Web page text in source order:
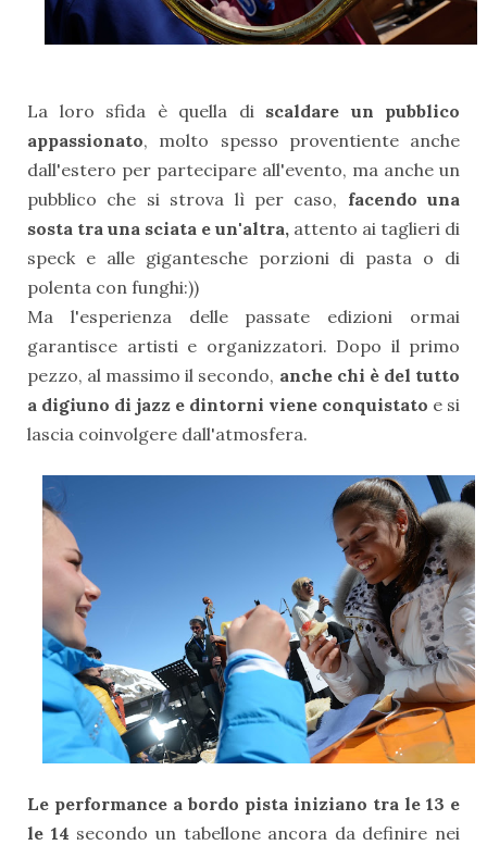
La loro sfida è quella di scaldare un pubblico
appassionato, molto spesso proventiente anche
dall'estero per partecipare all'evento, ma anche un
pubblico che si strova lì per caso, facendo una
sosta tra una sciata e un'altra, attento ai taglieri di
speck e alle gigantesche porzioni di pasta o di
polenta con funghi:))
Ma l'esperienza delle passate edizioni ormai
garantisce artisti e organizzatori. Dopo il primo
pezzo, al massimo il secondo, anche chi è del tutto
a digiuno di jazz e dintorni viene conquistato e si
lascia coinvolgere dall'atmosfera.
Le performance a bordo pista iniziano tra le 13 e
le 14 secondo un tabellone ancora da definire nei